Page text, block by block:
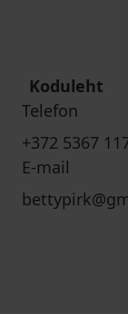
Koduleht
Telefon
+372 5367
E-mail